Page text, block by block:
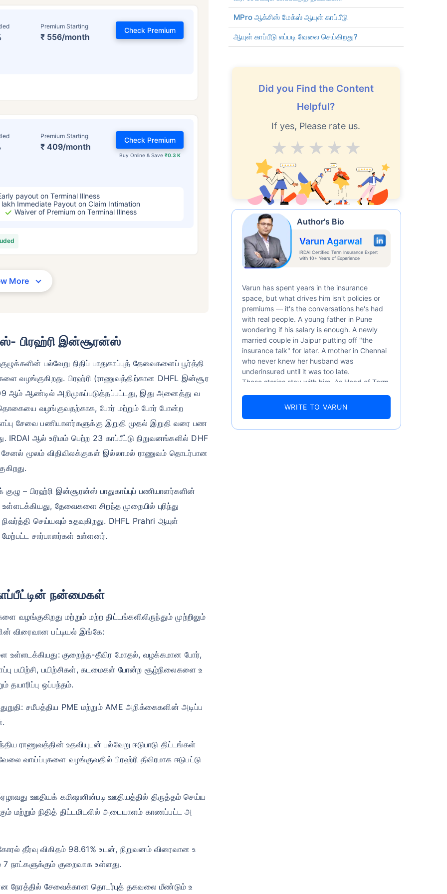
Premium Starting
₹ 556/month
Check Premium
Premium Starting
₹ 409/month
Buy Online & Save ₹0.3 K
Check Premium
payout on Terminal Illness
lakh Immediate Payout on Claim Intimation
Waiver of Premium on Terminal Illness
More
பிரஹ்ரி இன்சூரன்ஸ்
பல்வேறு நிதிப் பாதுகாப்புத் தேவைகளைப் பூர்த்தி
வழங்குகிறது. பிரஹ்ரி (ராணுவத்திற்கான DHFL இன்சூர
ஆம் ஆண்டில் அறிமுகப்படுத்தப்பட்டது, இது அனைத்து வ
வழங்குவதற்காக, போர் மற்றும் போர் போன்ற
சேவை பணியாளர்களுக்கு இறுதி முதல் இறுதி வரை பண
ஆல் உரிமம் பெற்ற 23 காப்பீட்டு நிறுவனங்களில் DHF
மூலம் விதிவிலக்குகள் இல்லாமல் ராணுவம் தொடர்பான
– பிரஹ்ரி இன்சூரன்ஸ் பாதுகாப்புப் பணியாளர்களின்
தேவைகளை சிறந்த முறையில் புரிந்து
செய்யவும் உதவுகிறது. DHFL Prahri ஆயுள்
மேற்பட்ட சார்பாளர்கள் உள்ளனர்.
நன்மைகள்
மற்றும் மற்ற திட்டங்களிலிருந்தும் முற்றிலும்
விரைவான பட்டியல் இங்கே:
உள்ளடக்கியது: குறைந்த-தீவிர மோதல், வழக்கமான போர்,
பயிற்சி, பயிற்சிகள், கடமைகள் போன்ற சூழ்நிலைகளை உ
ஒப்பந்தம்.
சமீபத்திய PME மற்றும் AME அறிக்கைகளின் அடிப்ப
ராணுவத்தின் உதவியுடன் பல்வேறு ஈடுபாடு திட்டங்கள்
வாய்ப்புகளை வழங்குவதில் பிரஹ்ரி தீவிரமாக ஈடுபட்டு
ஊதியக் கமிஷனின்படி ஊதியத்தில் திருத்தம் செய்ய
மற்றும் நிதித் திட்டமிடலில் அடையாளம் காணப்பட்ட அ
தீர்வு விகிதம் 98.61% உடன், நிறுவனம் விரைவான உ
7 நாட்களுக்கும் குறைவாக உள்ளது.
நேரத்தில் சேவைக்கான தொடர்புத் தகவலை மீண்டும் உ
MPro ஆக்சிஸ் மேக்ஸ் ஆயுள் காப்பீடு
ஆயுள் காப்பீடு எப்படி வேலை செய்கிறது?
Did you Find the Content
Helpful?
If yes, Please rate us.
Excellent
V.Good
Good
Average
Author's Bio
Varun Agarwal
IRDAI Certified Term Insurance Expert
with 10+ Years of Experience
Varun has spent years in the insurance
space, but what drives him isn't policies or
premiums — it's the conversations he's had
with real people. A young father in Pune
wondering if his salary is enough. A newly
married couple in Jaipur putting off "the
insurance talk" for later. A mother in Chennai
who never knew her husband was
underinsured until it was too late.
These stories stay with him. As Head of Term
numbers well — 52.4% of Indians are aware
WRITE TO VARUN
பாதிக்கிறது
34 வயது
*
தொடக்க விலை — புகைபிடிக்காத, முன்பே இருக்கும் நோய்கள் இல்லாத நபருக்கு, 36 வயது வரை கவரேஜ். *₹630/மாதம் என்பது 1 கோடி
— புகைபிடிக்காத, முன்பே இருக்கும் நோய்கள் இல்லாத நபருக்கு, 46 வயது வரை கவரேஜ். *₹1,376/மாதம் என்பது 1 கோடி டேர்ம் லைஃப்